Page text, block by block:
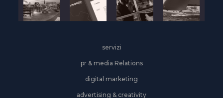
servizi
pr & media Relations
digital marketing
advertising & creativity